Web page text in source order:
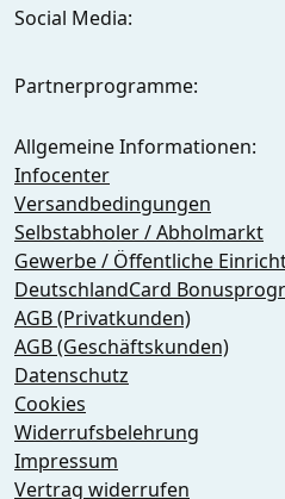
Social Media:
Partnerprogramme:
Allgemeine Informationen:
Infocenter
Versandbedingungen
Selbstabholer / Abholmarkt
Gewerbe / Öffentliche
DeutschlandCard
AGB (Privatkunden)
AGB (Geschäftskunden)
Datenschutz
Cookies
Widerrufsbelehrung
Impressum
Vertrag widerrufen